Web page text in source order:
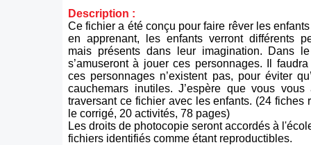
Description :
Ce fichier a été conçu pour faire rêver les
en apprenant, les enfants verront différents
mais présents dans leur imagination. Dans
s’amuseront à jouer ces personnages. Il
ces personnages n’existent pas, pour éviter
cauchemars inutiles. J’espère que vous
traversant ce fichier avec les enfants. (24 fiches
le corrigé, 20 activités, 78 pages)
Les droits de photocopie seront accordés à
fichiers identifiés comme étant reproductibles.